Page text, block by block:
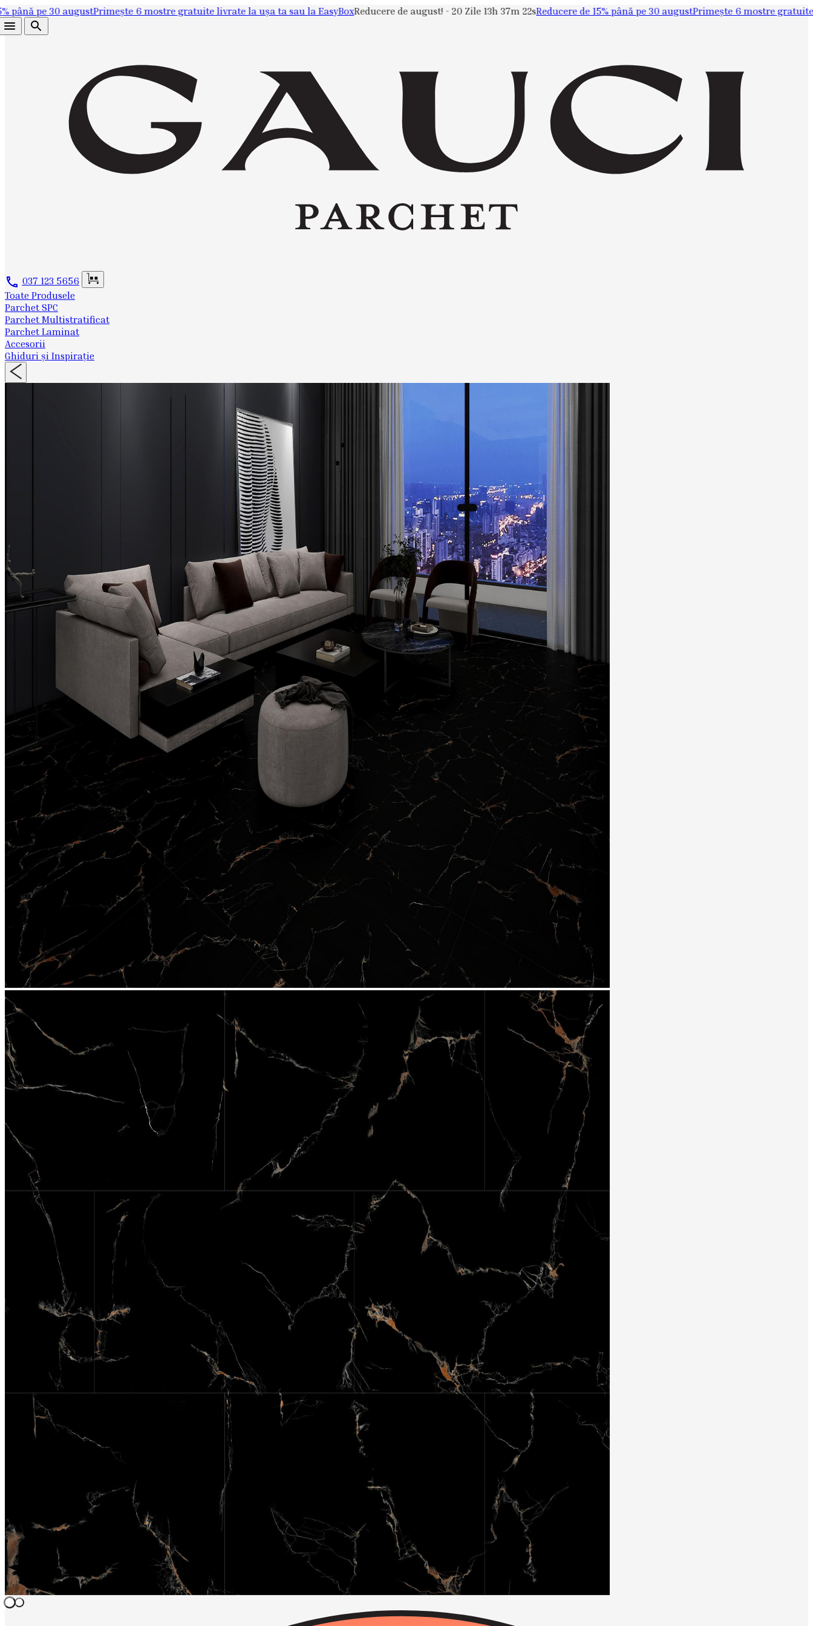
pe 30 augustPrimește 6 mostre gratuite livrate la ușa ta sau la EasyBoxReducere de august! -20 Zile 13h 37m 22s Reducere de 15% până pe 30 augustPrimește 6 mostre gratuite
037 123 5656
Toate Produsele
Parchet SPC
Parchet Multistratificat
Parchet Laminat
Accesorii
Ghiduri și Inspirație